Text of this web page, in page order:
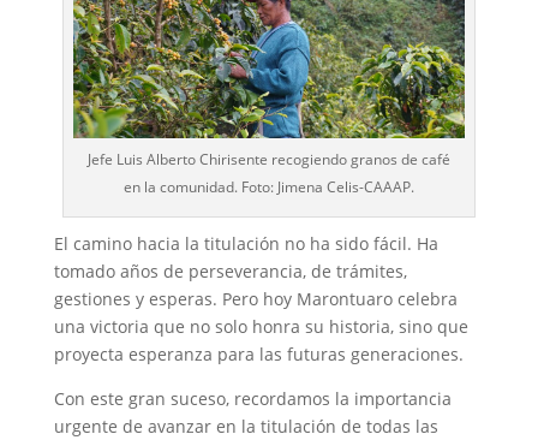
Jefe Luis Alberto Chirisente recogiendo granos de café
en la comunidad. Foto: Jimena Celis-CAAAP.
El camino hacia la titulación no ha sido fácil. Ha
tomado años de perseverancia, de trámites,
gestiones y esperas. Pero hoy Marontuaro celebra
una victoria que no solo honra su historia, sino que
proyecta esperanza para las futuras generaciones.
Con este gran suceso, recordamos la importancia
urgente de avanzar en la titulación de todas las